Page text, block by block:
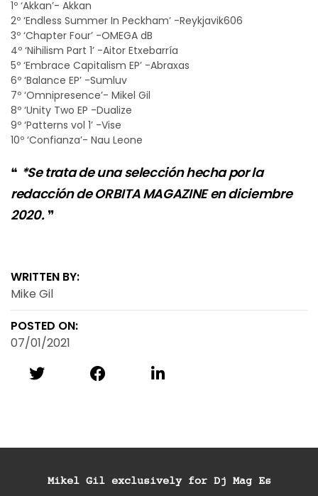
1º ‘Akkan’- Akkan
2º ‘Endless Summer In Peckham’ -Reykjavik606
3º ‘Chapter Four’ -OMEGA dB
4º ‘Nihilism Part 1’ -Aitor Etxebarría
5º ‘Embrace Capitalism EP’ -Abraxas
6º ‘Balance EP’ -Sumluv
7º ‘Omnipresence’- Mikel Gil
8º ‘Unity Two EP -Dualize
9º ‘Patterns vol 1’ -Vise
10º ‘Confianza’- Nau Leone
*Se trata de una selección hecha por la
redacción de ORBITA MAGAZINE en diciembre
2020.
WRITTEN BY:
Mike Gil
POSTED ON:
07/01/2021
Mikel Gil exclusively for Dj Mag Es